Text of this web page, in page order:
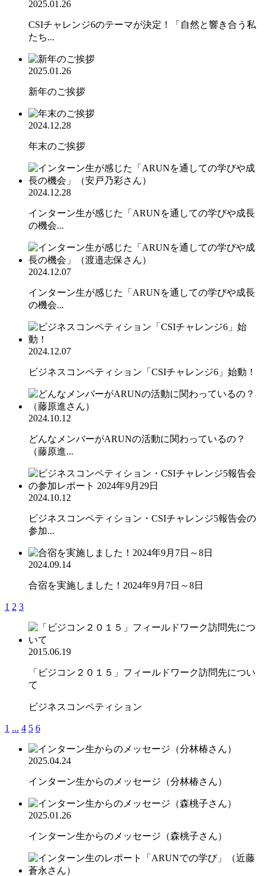
2025.01.26
CSIチャレンジ6のテーマが決定！「自然と響き合う私
たち...
2025.01.26
新年のご挨拶
2024.12.28
年末のご挨拶
2024.12.28
インターン生が感じた「ARUNを通しての学びや成長
の機会...
2024.12.07
インターン生が感じた「ARUNを通しての学びや成長
の機会...
2024.12.07
ビジネスコンペティション「CSIチャレンジ6」始動！
2024.10.12
どんなメンバーがARUNの活動に関わっているの？
（藤原進...
2024.10.12
ビジネスコンペティション・CSIチャレンジ5報告会の
参加...
2024.09.14
合宿を実施しました！2024年9月7日～8日
1 2 3
2015.06.19
「ビジコン２０１５」フィールドワーク訪問先につい
て
ビジネスコンペティション
1 ... 4 5 6
2025.04.24
インターン生からのメッセージ（分林椿さん）
2025.01.26
インターン生からのメッセージ（森桃子さん）